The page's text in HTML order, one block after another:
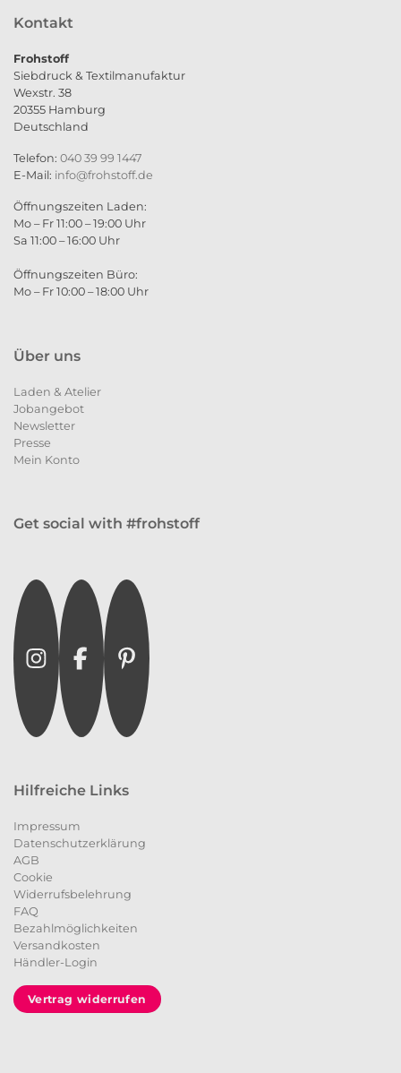
Kontakt
Frohstoff
Siebdruck & Textilmanufaktur
Wexstr. 38
20355 Hamburg
Deutschland
Telefon: 040 39 99 1447
E-Mail: info@frohstoff.de
Öffnungszeiten Laden:
Mo – Fr 11:00 – 19:00 Uhr
Sa 11:00 – 16:00 Uhr
Öffnungszeiten Büro:
Mo – Fr 10:00 – 18:00 Uhr
Über uns
Laden & Atelier
Jobangebot
Newsletter
Presse
Mein Konto
Get social with #frohstoff
InstagramFacebookPinterest
Hilfreiche Links
Impressum
Datenschutzerklärung
AGB
Cookie
Widerrufsbelehrung
FAQ
Bezahlmöglichkeiten
Versandkosten
Händler-Login
Vertrag widerrufen